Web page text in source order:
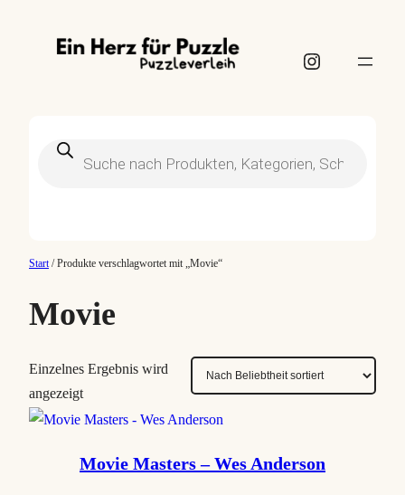
Instagram
Products
search
Start/ Produkte verschlagwortet mit „Movie“
Movie
Einzelnes Ergebnis wird
angezeigt
Movie Masters – Wes Anderson